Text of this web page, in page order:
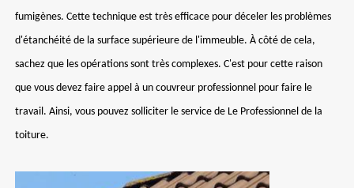
fumigènes. Cette technique est très efficace pour déceler les problèmes
d'étanchéité de la surface supérieure de l'immeuble. À côté de cela,
sachez que les opérations sont très complexes. C'est pour cette raison
que vous devez faire appel à un couvreur professionnel pour faire le
travail. Ainsi, vous pouvez solliciter le service de Le Professionnel de la
toiture.